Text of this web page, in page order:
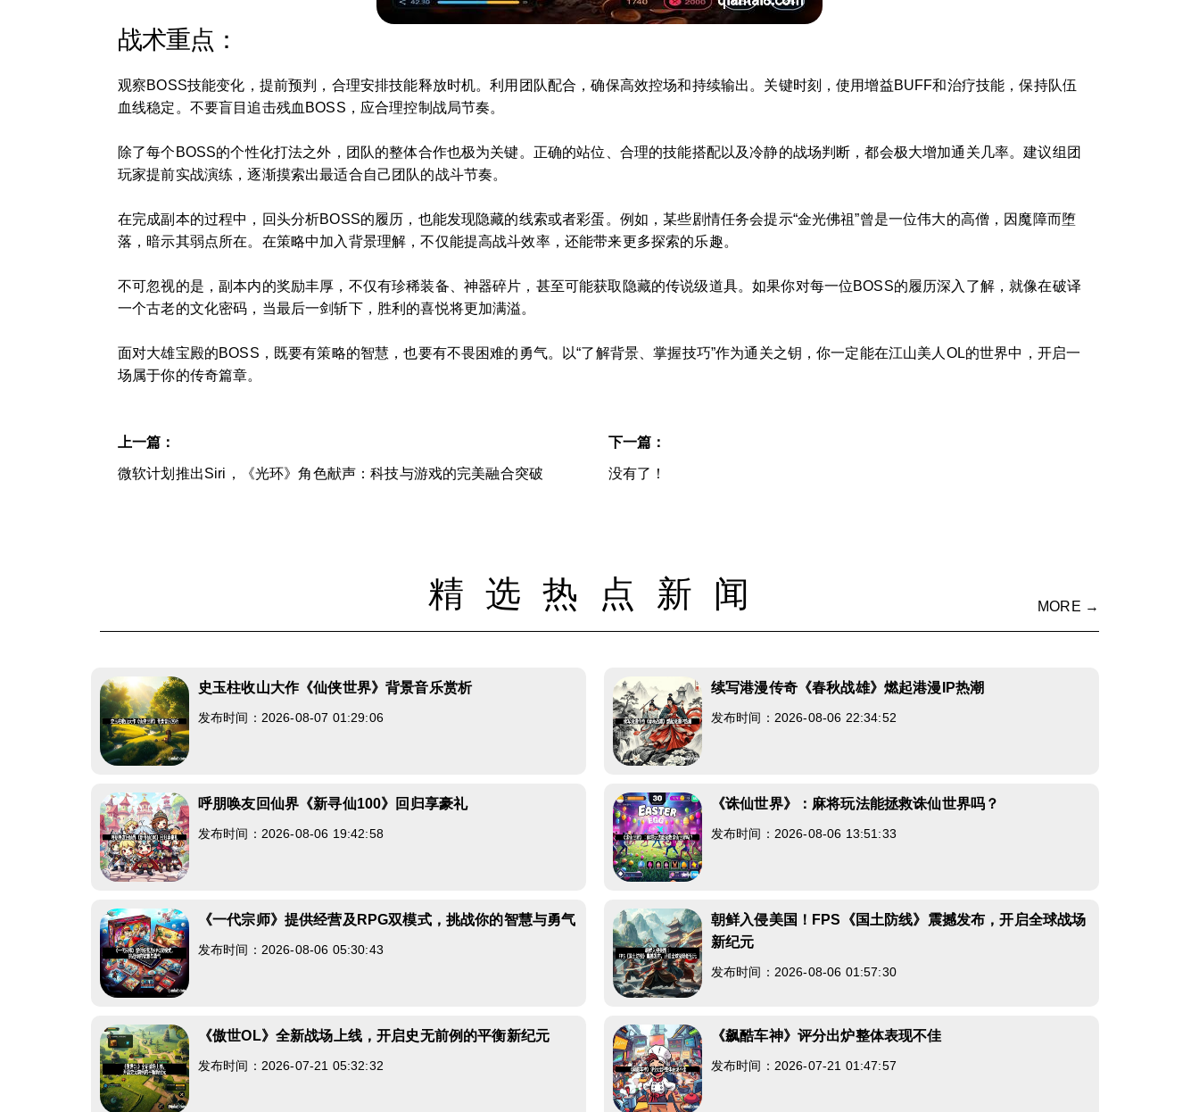
战术重点：
观察BOSS技能变化，提前预判，合理安排技能释放时机。利用团队配合，确保高效控场和持续输出。关键时刻，使用增益BUFF和治疗技能，保持队伍
血线稳定。不要盲目追击残血BOSS，应合理控制战局节奏。
除了每个BOSS的个性化打法之外，团队的整体合作也极为关键。正确的站位、合理的技能搭配以及冷静的战场判断，都会极大增加通关几率。建议组团
玩家提前实战演练，逐渐摸索出最适合自己团队的战斗节奏。
在完成副本的过程中，回头分析BOSS的履历，也能发现隐藏的线索或者彩蛋。例如，某些剧情任务会提示“金光佛祖”曾是一位伟大的高僧，因魔障而堕
落，暗示其弱点所在。在策略中加入背景理解，不仅能提高战斗效率，还能带来更多探索的乐趣。
不可忽视的是，副本内的奖励丰厚，不仅有珍稀装备、神器碎片，甚至可能获取隐藏的传说级道具。如果你对每一位BOSS的履历深入了解，就像在破译
一个古老的文化密码，当最后一剑斩下，胜利的喜悦将更加满溢。
面对大雄宝殿的BOSS，既要有策略的智慧，也要有不畏困难的勇气。以“了解背景、掌握技巧”作为通关之钥，你一定能在江山美人OL的世界中，开启一
场属于你的传奇篇章。
上一篇：
微软计划推出Siri，《光环》角色献声：科技与游戏的完美融合突破
下一篇：
没有了！
精选热点新闻 MORE →
史玉柱收山大作《仙侠世界》背景音乐赏析
发布时间：2026-08-07 01:29:06
续写港漫传奇《春秋战雄》燃起港漫IP热潮
发布时间：2026-08-06 22:34:52
呼朋唤友回仙界《新寻仙100》回归享豪礼
发布时间：2026-08-06 19:42:58
《诛仙世界》：麻将玩法能拯救诛仙世界吗？
发布时间：2026-08-06 13:51:33
《一代宗师》提供经营及RPG双模式，挑战你的智慧与勇气
发布时间：2026-08-06 05:30:43
朝鲜入侵美国！FPS《国土防线》震撼发布，开启全球战场
新纪元
发布时间：2026-08-06 01:57:30
《傲世OL》全新战场上线，开启史无前例的平衡新纪元
发布时间：2026-07-21 05:32:32
《飙酷车神》评分出炉整体表现不佳
发布时间：2026-07-21 01:47:57